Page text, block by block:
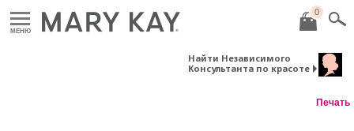
МЕНЮ
0
Найти Независимого
Консультанта по красоте
Печать